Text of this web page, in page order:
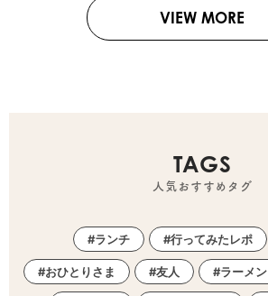
VIEW MORE
TAGS
人気おすすめタグ
ランチ 行ってみたレポ
おひとりさま 友人 ラーメン